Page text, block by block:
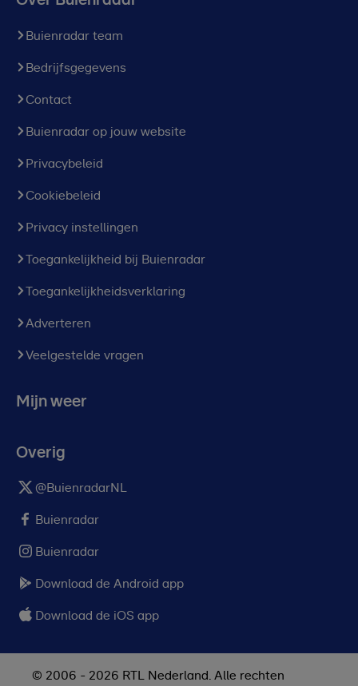
Buienradar team
Bedrijfsgegevens
Contact
Buienradar op jouw website
Privacybeleid
Cookiebeleid
Privacy instellingen
Toegankelijkheid bij Buienradar
Toegankelijkheidsverklaring
Adverteren
Veelgestelde vragen
Mijn weer
Overig
@BuienradarNL
Buienradar
Buienradar
Download de Android app
Download de iOS app
© 2006 - 2026 RTL Nederland. Alle rechten